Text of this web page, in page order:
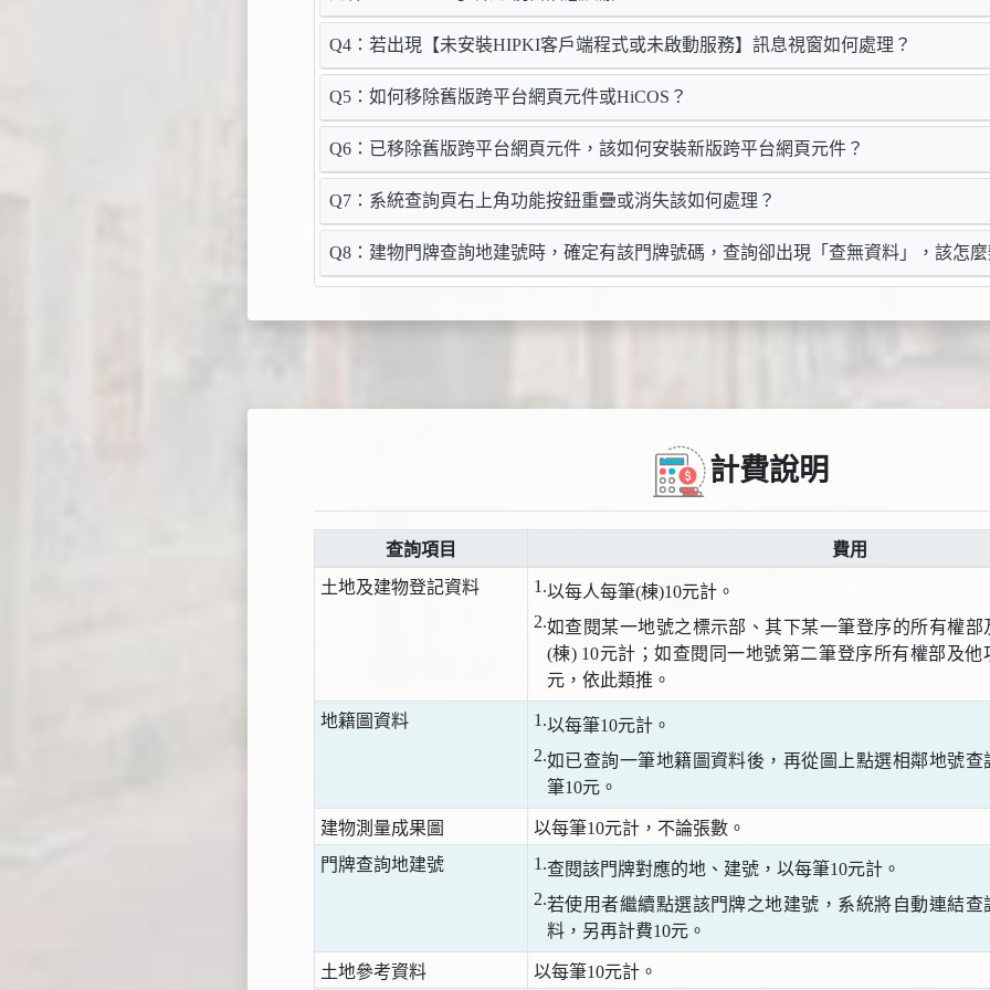
Q4：若出現【未安裝HIPKI客戶端程式或未啟動服務】訊息視窗如何處理？
Q5：如何移除舊版跨平台網頁元件或HiCOS？
Q6：已移除舊版跨平台網頁元件，該如何安裝新版跨平台網頁元件？
Q7：系統查詢頁右上角功能按鈕重疊或消失該如何處理？
Q8：建物門牌查詢地建號時，確定有該門牌號碼，查詢卻出現「查無資料」，該怎
計費說明
查詢項目
費用
土地及建物登記資料
1.以每人每筆(棟)10元計。
2.如查閱某一地號之標示部、其下某一筆登序的所有權
(棟) 10元計；如查閱同一地號第二筆登序所有權部及他
元，依此類推。
地籍圖資料 1.以每筆10元計。
2.如已查詢一筆地籍圖資料後，再從圖上點選相鄰地號
筆10元。
建物測量成果圖
以每筆10元計，不論張數。
門牌查詢地建號
1.查閱該門牌對應的地、建號，以每筆10元計。
2.若使用者繼續點選該門牌之地建號，系統將自動連結
料，另再計費10元。
土地參考資料 以每筆10元計。